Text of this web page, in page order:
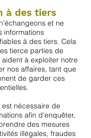
à des tiers
et ne
informations
à des tiers. Cela
tierce parties de
à exploiter notre
nos affaires, tant que
de garder ces
est nécessaire de
afin d’enquêter,
des mesures
illégales, fraudes